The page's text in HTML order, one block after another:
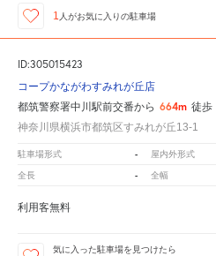
1 人がお気に入りの駐車場
ID:305015423
コープかながわすみれが丘店
都筑警察署中川駅前交番から 664m 徒歩
神奈川県横浜市都筑区すみれが丘13-1
駐車場形式 - 屋内外形式
全長 - 全幅
利用客無料
気に入った駐車場を見つけたら